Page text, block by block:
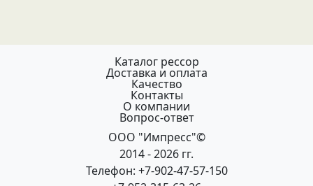
Каталог рессор
Доставка и оплата
Качество
Контакты
О компании
Вопрос-ответ
ООО "Импресс"©
2014 - 2026 гг.
Телефон: +7-902-47-57-150